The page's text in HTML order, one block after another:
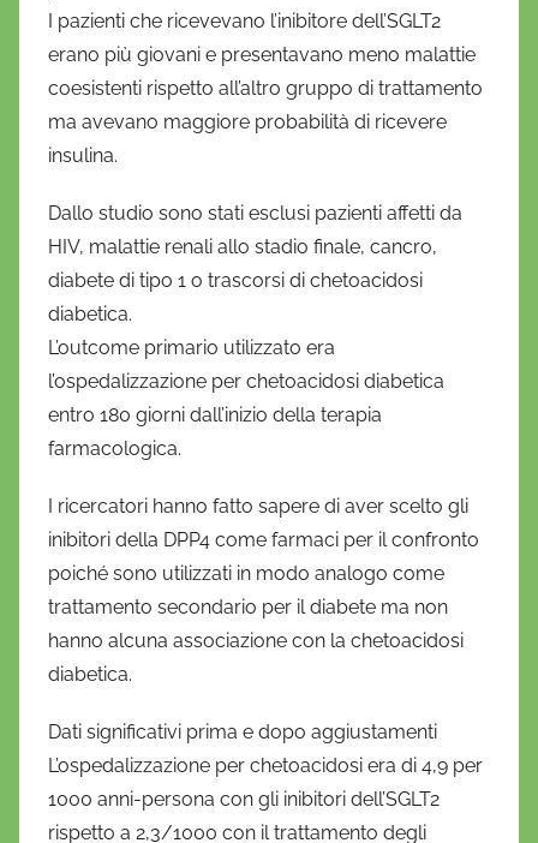
I pazienti che ricevevano l’inibitore dell’SGLT2
erano più giovani e presentavano meno malattie
coesistenti rispetto all’altro gruppo di trattamento
ma avevano maggiore probabilità di ricevere
insulina.
Dallo studio sono stati esclusi pazienti affetti da
HIV, malattie renali allo stadio finale, cancro,
diabete di tipo 1 o trascorsi di chetoacidosi
diabetica.
L’outcome primario utilizzato era
l’ospedalizzazione per chetoacidosi diabetica
entro 180 giorni dall’inizio della terapia
farmacologica.
I ricercatori hanno fatto sapere di aver scelto gli
inibitori della DPP4 come farmaci per il confronto
poiché sono utilizzati in modo analogo come
trattamento secondario per il diabete ma non
hanno alcuna associazione con la chetoacidosi
diabetica.
Dati significativi prima e dopo aggiustamenti
L’ospedalizzazione per chetoacidosi era di 4,9 per
1000 anni-persona con gli inibitori dell’SGLT2
rispetto a 2,3/1000 con il trattamento degli